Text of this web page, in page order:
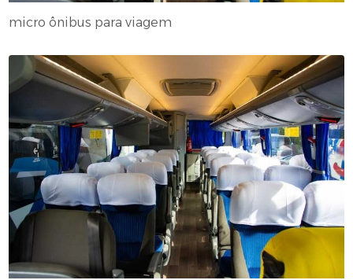
micro ônibus para viagem